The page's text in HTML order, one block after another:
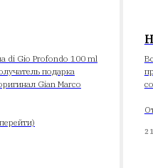
di Gio Profondo 100 ml
подарка
Gian Marco